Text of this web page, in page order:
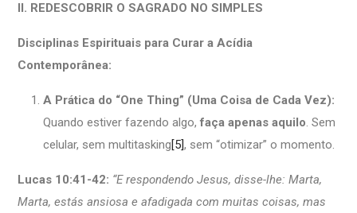
II. REDESCOBRIR O SAGRADO NO SIMPLES
Disciplinas Espirituais para Curar a Acídia
Contemporânea:
A Prática do “One Thing” (Uma Coisa de Cada Vez):
Quando estiver fazendo algo,faça apenas aquilo. Sem
celular, sem multitasking[5], sem “otimizar” o momento.
Lucas 10:41-42: “E respondendo Jesus, disse-lhe: Marta,
Marta, estás ansiosa e afadigada com muitas coisas, mas